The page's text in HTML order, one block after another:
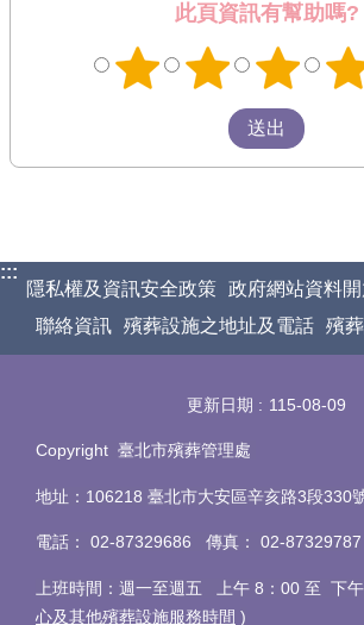
此頁資訊有幫助嗎?
:::
隱私權及資訊安全政策 政府網站資料
聯絡資訊 殯葬設施之地址及電話 殯
更新日期 115-08-09
Copyright 臺北市殯葬管理處
地址：106218 臺北市大安區辛亥路3段330
電話 ： 02-87329686 傳真 ： 02-87329787
上班時間：週一至週五 上午 8：00 至 下
心及其他殯葬設施服務時間 )